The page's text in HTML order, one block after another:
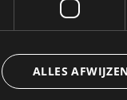
of schrijffout
ALLES